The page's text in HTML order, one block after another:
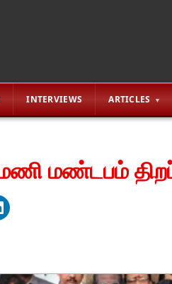
INTERVIEWS ARTICLES
மண்டபம்